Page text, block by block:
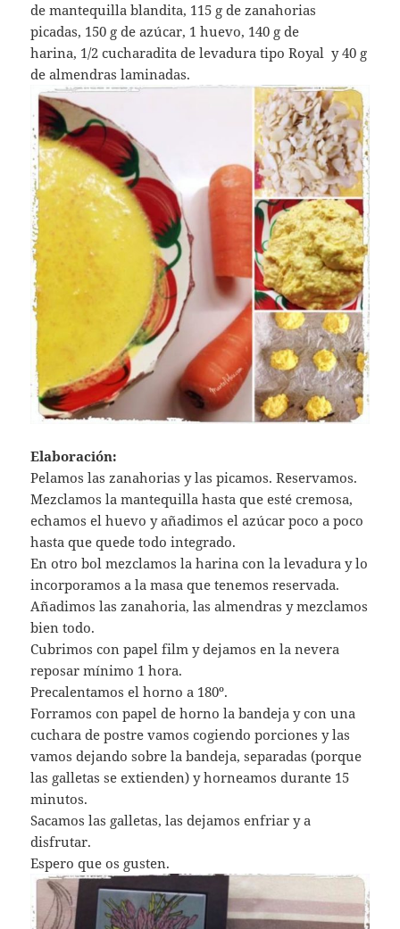
de mantequilla blandita, 115 g de zanahorias
picadas, 150 g de azúcar, 1 huevo, 140 g de
harina, 1/2 cucharadita de levadura tipo Royal y 40 g
de almendras laminadas.
Elaboración:
Pelamos las zanahorias y las picamos. Reservamos.
Mezclamos la mantequilla hasta que esté cremosa,
echamos el huevo y añadimos el azúcar poco a poco
hasta que quede todo integrado.
En otro bol mezclamos la harina con la levadura y lo
incorporamos a la masa que tenemos reservada.
Añadimos las zanahoria, las almendras y mezclamos
bien todo.
Cubrimos con papel film y dejamos en la nevera
reposar mínimo 1 hora.
Precalentamos el horno a 180º.
Forramos con papel de horno la bandeja y con una
cuchara de postre vamos cogiendo porciones y las
vamos dejando sobre la bandeja, separadas (porque
las galletas se extienden) y horneamos durante 15
minutos.
Sacamos las galletas, las dejamos enfriar y a
disfrutar.
Espero que os gusten.